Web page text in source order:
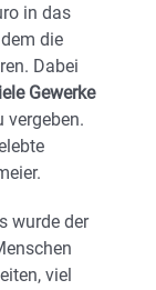
in das
die
Dabei
Gewerke
vergeben.
wurde der
viel